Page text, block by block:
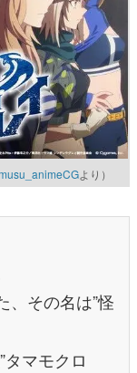
より）
、その名は”怪
マモクロ